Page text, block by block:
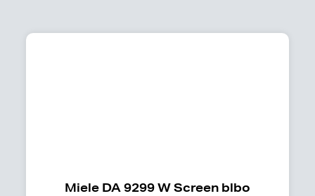
Miele DA 9299 W Screen blbo